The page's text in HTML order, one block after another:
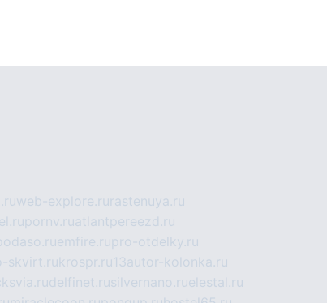
web-explore.ru rastenuya.ru
pornv.ruatlantpereezd.ru
emfire.rupro-otdelky.ru
skvirt.rukrospr.ru13autor-kolonka.ru
delfinet.rusilvernano.ruelestal.ru